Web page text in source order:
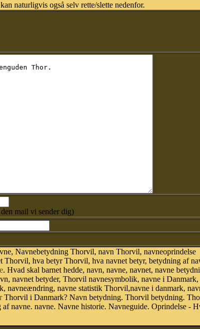
naturligvis også selv rette/slette nedenfor.
mail vi sender dig)
Navnebetydning Thorvil, navn Thorvil, navneoprindelse
hva betyr Thorvil, hva navnet betyr, betydning af
. Hvad skal barnet hedde, navn, navne, navnet, navne
navnet betyder, Thorvil navnesymbolik, navne i Danmark,
navneændring, navne statistik Thorvil,navne i danmark,
Thorvil i Danmark? Navn betydning. Thorvil betydning.
navne. navne. Navne historie. Navneguide. Oprindelse -